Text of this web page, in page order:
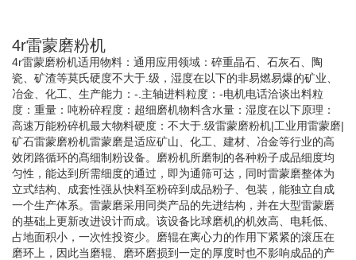
4r雷蒙磨粉机
4r雷蒙磨粉机适用物料：通用应用领域：碎重晶石、石灰石、陶
瓷、矿渣等莫氏硬度不大于.级，湿度在以下的非易燃易爆的矿业、
冶金、化工、生产能力：-.主轴进料粒度：-电机电话洽谈出料粒
度：重量：吨粉碎程度：超细磨机物料含水量：湿度在以下原理：
高速万能粉碎机最大物料硬度：不大于.级雷蒙磨粉机|工业用雷蒙磨|
矿石雷蒙磨粉机雷蒙磨是适应矿山、化工、建材、冶金等行业的高
效闭路循环的髙细制粉设备。磨粉机所磨制的各种粉子成品细度均
匀性，能达到所需细度的通过，即为通筛可达，同时雷蒙磨整体为
立式结构、成套性强从快料至粉碎到成品粉子、包装，能独立自成
一个生产体系。雷蒙磨采用同类产品的先进结构，并在大型雷蒙磨
的基础上更新改进设计而成。该设备比球磨机的机效高、电耗低、
占地面积小，一次性投资少。磨辊在离心力的作用下紧紧的滚压在
磨环上，因此当磨辊、磨环磨损到一定的厚度时也不影响成品的产